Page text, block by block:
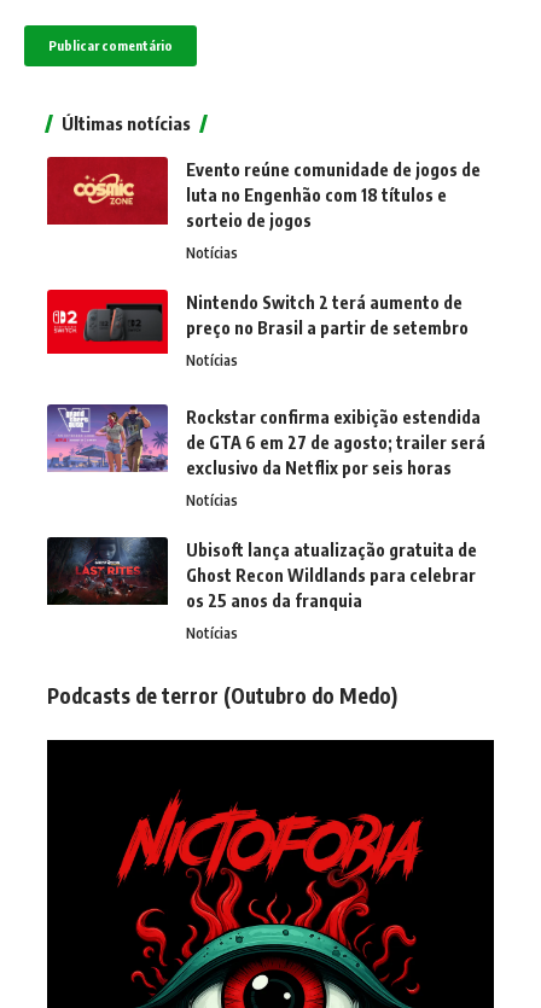
Últimas notícias
Evento reúne comunidade de jogos de
luta no Engenhão com 18 títulos e
sorteio de jogos
Notícias
Nintendo Switch 2 terá aumento de
preço no Brasil a partir de setembro
Notícias
Rockstar confirma exibição estendida
de GTA 6 em 27 de agosto; trailer será
exclusivo da Netflix por seis horas
Notícias
Ubisoft lança atualização gratuita de
Ghost Recon Wildlands para celebrar
os 25 anos da franquia
Notícias
Podcasts de terror (Outubro do Medo)